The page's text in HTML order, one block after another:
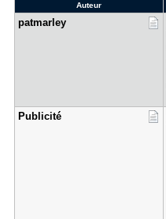
Auteur
patmarley
Publicité